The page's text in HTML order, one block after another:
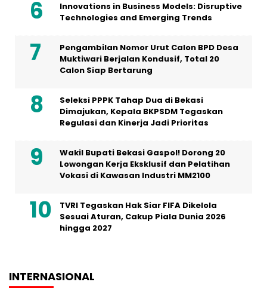
Innovations in Business Models: Disruptive
Technologies and Emerging Trends
Pengambilan Nomor Urut Calon BPD Desa
Muktiwari Berjalan Kondusif, Total 20
Calon Siap Bertarung
Seleksi PPPK Tahap Dua di Bekasi
Dimajukan, Kepala BKPSDM Tegaskan
Regulasi dan Kinerja Jadi Prioritas
Wakil Bupati Bekasi Gaspol! Dorong 20
Lowongan Kerja Eksklusif dan Pelatihan
Vokasi di Kawasan Industri MM2100
TVRI Tegaskan Hak Siar FIFA Dikelola
Sesuai Aturan, Cakup Piala Dunia 2026
hingga 2027
INTERNASIONAL